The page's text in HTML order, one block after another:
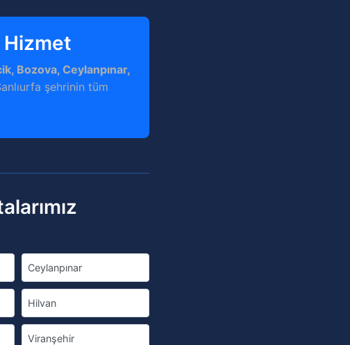
Hizmet
Bozova, Ceylanpınar,
şehrinin tüm
Ceylanpınar
Hilvan
Viranşehir